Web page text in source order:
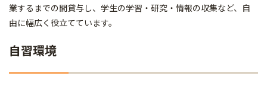
業するまでの間貸与し、学生の学習・研究・情報の収集など、自
由に幅広く役立てています。
自習環境